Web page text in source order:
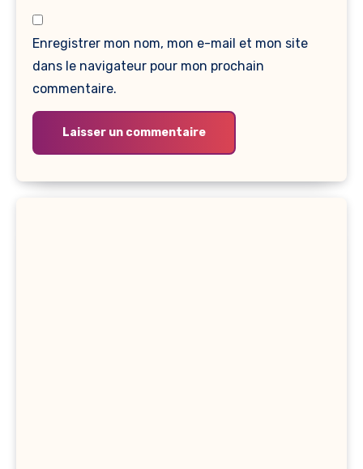
Enregistrer mon nom, mon e-mail et mon site
dans le navigateur pour mon prochain
commentaire.